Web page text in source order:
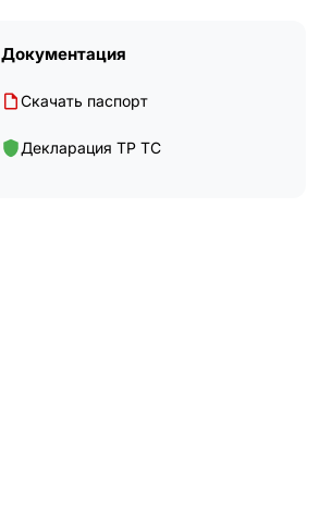
Документация
Скачать паспорт
Декларация ТР ТС